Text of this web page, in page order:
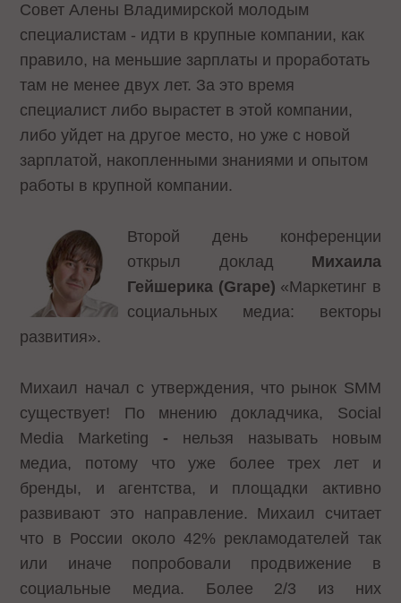
Совет Алены Владимирской молодым
специалистам - идти в крупные компании, как
правило, на меньшие зарплаты и проработать
там не менее двух лет. За это время
специалист либо вырастет в этой компании,
либо уйдет на другое место, но уже с новой
зарплатой, накопленными знаниями и опытом
работы в крупной компании.
Второй день конференции
открыл доклад Михаила
Гейшерика (Grape) «Маркетинг в
социальных медиа: векторы
развития».
Михаил начал с утверждения, что рынок SMM
существует! По мнению докладчика, Social
Media Marketing - нельзя называть новым
медиа, потому что уже более трех лет и
бренды, и агентства, и площадки активно
развивают это направление. Михаил считает
что в России около 42% рекламодателей так
или иначе попробовали продвижение в
социальные медиа. Более 2/3 из них